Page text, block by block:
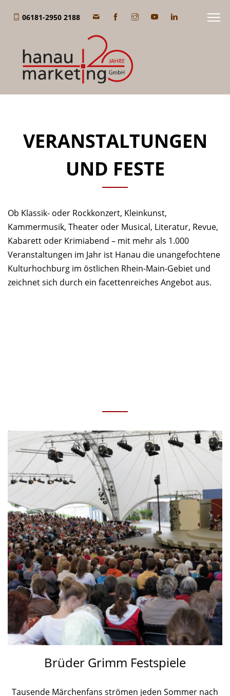
06181-2950 2188
VERANSTALTUNGEN
UND FESTE
Ob Klassik- oder Rockkonzert, Kleinkunst,
Kammermusik, Theater oder Musical, Literatur, Revue,
Kabarett oder Krimiabend – mit mehr als 1.000
Veranstaltungen im Jahr ist Hanau die unangefochtene
Kulturhochburg im östlichen Rhein-Main-Gebiet und
zeichnet sich durch ein facettenreiches Angebot aus.
Brüder Grimm Festspiele
Tausende Märchenfans strömen jeden Sommer nach